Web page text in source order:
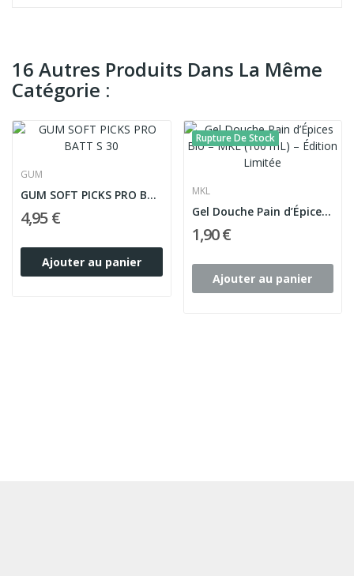
16 Autres Produits Dans La Même
Catégorie :
GUM
GUM SOFT PICKS PRO BATT S 30
4,95 €
Ajouter au panier
Rupture De Stock
MKL
Gel Douche Pain d’Épices Bio – MKL (100 mL) –...
1,90 €
Ajouter au panier